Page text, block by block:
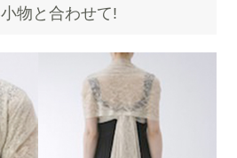
物と合わせて!